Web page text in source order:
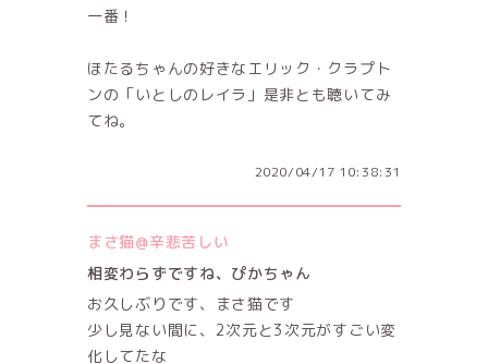
一番！
ほたるちゃんの好きなエリック・クラプト
ンの「いとしのレイラ」是非とも聴いてみ
てね。
2020/04/17 10:38:31
まさ猫@辛悲苦しい
相変わらずですね、ぴかちゃん
お久しぶりです、まさ猫です
少し見ない間に、2次元と3次元がすごい変
化してたな